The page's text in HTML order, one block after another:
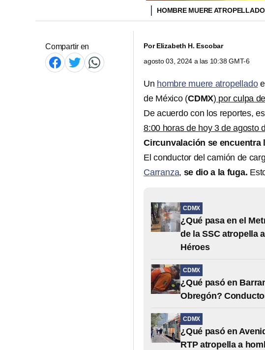
HOMBRE MUERE
Compartir en PorElizabeth H. Escobar
agosto 03, 2024 a las 10:38 GMT-6
Un hombre muere atropellado
de México (CDMX) por culpa
De acuerdo con los reportes,
8:00 horas de hoy 3 de agosto
Circunvalación se encuentra
El conductor del camión de
Carranza, se dio a la fuga.
CDMX
¿Qué pasa en el
de la SSC atropella
Héroes
CDMX
¿Qué pasó en
Obregón?
CDMX
¿Qué pasó en
RTP atropella a